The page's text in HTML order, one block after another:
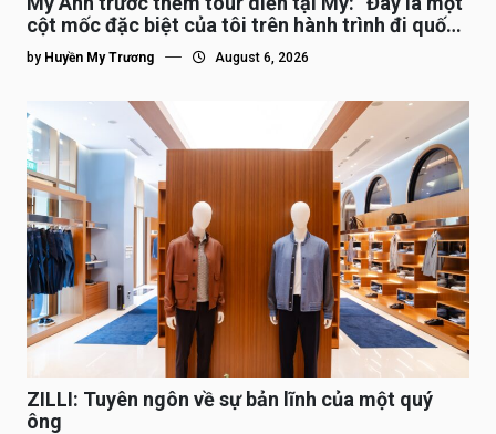
cột mốc đặc biệt của tôi trên hành trình đi quốc
tế”
by Huyền My Trương August 6, 2026
ZILLI: Tuyên ngôn về sự bản lĩnh của một quý
ông